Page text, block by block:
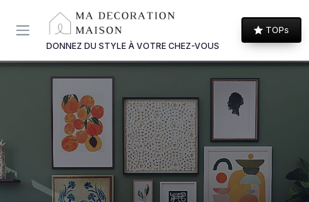
DONNEZ DU STYLE À VOTRE CHEZ-VOUS
TOPs
Panneau de gestion des cookies